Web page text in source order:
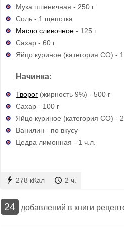
Мука пшеничная - 250 г
Соль - 1 щепотка
Масло сливочное - 125 г
Сахар - 60 г
Яйцо куриное (категория СО) -
Начинка:
Творог (жирность 9%) - 500 г
Сахар - 100 г
Яйцо куриное (категория СО) -
Ванилин - по вкусу
Цедра лимонная - 1 ч.л.
278 кКал 2 ч.
24 добавлений в книги